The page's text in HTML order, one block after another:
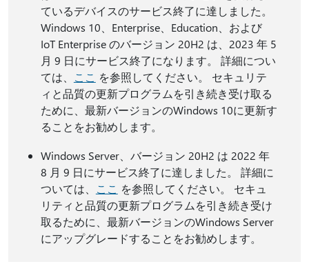
ているデバイスのサービス終了に達しました。
Windows 10、Enterprise、Education、および
IoT Enterprise のバージョン 20H2 は、2023 年 5
月 9 日にサービス終了になります。 詳細につい
ては、
ここ を参照してください。 セキュリテ
ィと品質の更新プログラムを引き続き受け取る
ために、最新バージョンのWindows 10に更新す
ることをお勧めします。
Windows Server、バージョン 20H2 は 2022 年
8 月 9 日にサービス終了に達しました。 詳細に
ついては、
ここ を参照してください。 セキュ
リティと品質の更新プログラムを引き続き受け
取るために、最新バージョンのWindows Server
にアップグレードすることをお勧めします。